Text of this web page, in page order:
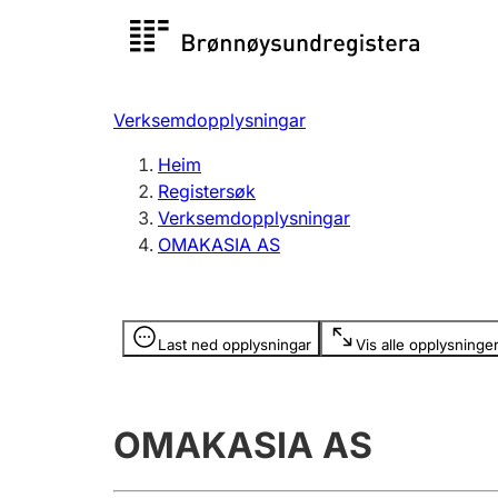
Registersøk
Registrere, endre, slette
Verksemdopplysningar
Heim
Registersøk
Verksemdopplysningar
OMAKASIA AS
Last ned opplysningar Vis alle opplysninger
Opplysninger er skjult
OMAKASIA AS